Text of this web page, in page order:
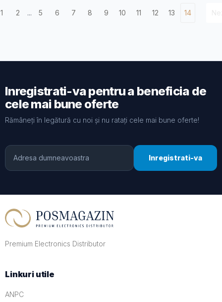
1 2 ... 5 6 7 8 9 10 11 12 13 14
Inregistrati-va pentru a beneficia de
cele mai bune oferte
Rămâneți în legătură cu noi și nu ratați cele mai bune oferte!
Inregistrati-va
Premium Electronics Distributor
Linkuri utile
ANPC